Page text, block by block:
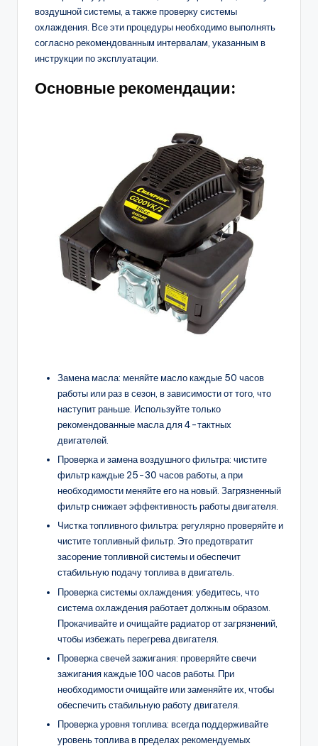
воздушной системы, а также проверку системы
охлаждения. Все эти процедуры необходимо выполнять
согласно рекомендованным интервалам, указанным в
инструкции по эксплуатации.
Основные рекомендации:
Замена масла: меняйте масло каждые 50 часов
работы или раз в сезон, в зависимости от того, что
наступит раньше. Используйте только
рекомендованные масла для 4-тактных
двигателей.
Проверка и замена воздушного фильтра: чистите
фильтр каждые 25-30 часов работы, а при
необходимости меняйте его на новый. Загрязненный
фильтр снижает эффективность работы двигателя.
Чистка топливного фильтра: регулярно проверяйте и
чистите топливный фильтр. Это предотвратит
засорение топливной системы и обеспечит
стабильную подачу топлива в двигатель.
Проверка системы охлаждения: убедитесь, что
система охлаждения работает должным образом.
Прокачивайте и очищайте радиатор от загрязнений,
чтобы избежать перегрева двигателя.
Проверка свечей зажигания: проверяйте свечи
зажигания каждые 100 часов работы. При
необходимости очищайте или заменяйте их, чтобы
обеспечить стабильную работу двигателя.
Проверка уровня топлива: всегда поддерживайте
уровень топлива в пределах рекомендуемых